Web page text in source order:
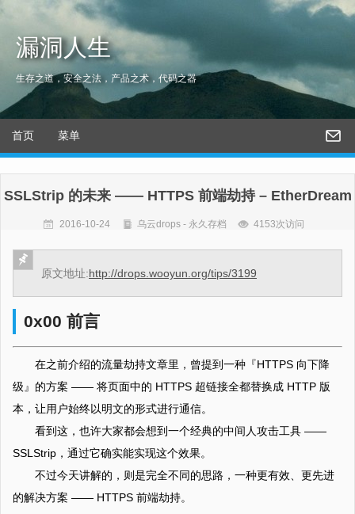
漏洞人生
生存之道，安全之法，产品之术，代码之器
首页 菜单
SSLStrip 的未来 —— HTTPS 前端劫持 – EtherDream
2016-10-24 乌云drops - 永久存档 4153次访问
原文地址:http://drops.wooyun.org/tips/3199
0x00 前言
在之前介绍的流量劫持文章里，曾提到一种『HTTPS 向下降
级』的方案 —— 将页面中的 HTTPS 超链接全都替换成 HTTP 版
本，让用户始终以明文的形式进行通信。
看到这，也许大家都会想到一个经典的中间人攻击工具 ——
SSLStrip，通过它确实能实现这个效果。
不过今天讲解的，则是完全不同的思路，一种更有效、更先进
的解决方案 —— HTTPS 前端劫持。